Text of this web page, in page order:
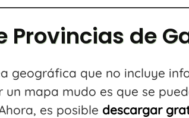
Provincias de
geográfica que no incluye
mapa mudo es que se
es posible descargar